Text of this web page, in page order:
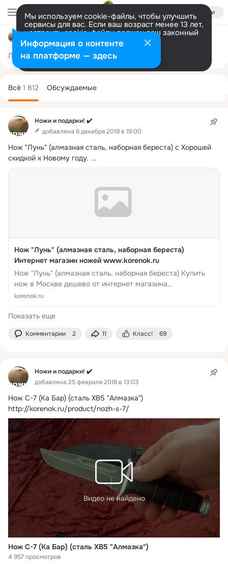
Войти
Мы используем cookie-файлы, чтобы улучшить
сервисы для вас. Если ваш возраст менее 13 лет,
настроить cookie-файлы должен ваш законный
представитель. Больше информации
Разрешить все Настроить
Лента Участники 49K Темы 1.8K
Ножи и подарки! ✔️
добавлена 6 декабря 2019 в 19:00
Нож "Лунь" (алмазная сталь, наборная береста) с Хорошей
скидкой к Новому году. ...
Нож "Лунь" (алмазная сталь, наборная береста)
Интернет магазин ножей www.korenok.ru
Нож "Лунь" (алмазная сталь, наборная береста) Купить
нож в Москве дешево от интернет магазина
www.korenok.ru коренок.ру Надежный нож из стали ХВ5
korenok.ru
Показать еще
Комментарии 2 11 Класс! 69
Ножи и подарки! ✔️
добавлена 25 февраля 2018 в 13:03
Нож С-7 (Ка Бар) (сталь ХВ5 "Алмазка")
http://korenok.ru/product/nozh-s-7/
Видео не найдено
Нож С-7 (Ка Бар) (сталь ХВ5 "Алмазка")
4 957 просмотров
колонка
Всё 1 812 Обсуждаемые
Информация о контенте
на платформе — здесь